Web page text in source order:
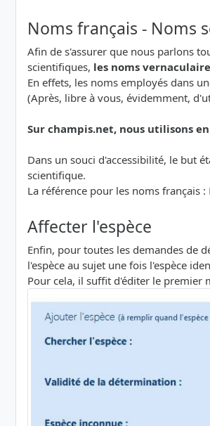
Noms français - Noms
Afin de s'assurer que nous parlons
scientifiques, les noms
En effets, les noms employés dans
(Après, libre à vous, évidemment,
Sur champis.net, nous utilisons
Dans un souci d'accessibilité, le but
scientifique.
La référence pour les noms français :
Affecter l'espèce
Enfin, pour toutes les demandes de
l'espèce au sujet une fois l'espèce
Pour cela, il suffit d'éditer le premier